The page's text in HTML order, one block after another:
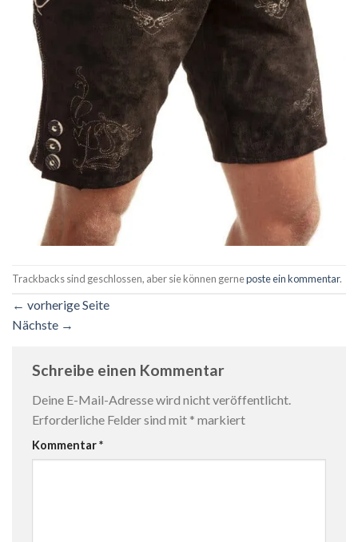
Trackbacks sind geschlossen, aber sie können gerneposte ein kommentar.
← vorherige Seite
Nächste →
Schreibe einen Kommentar
Deine E-Mail-Adresse wird nicht veröffentlicht.
Erforderliche Felder sind mit * markiert
Kommentar*